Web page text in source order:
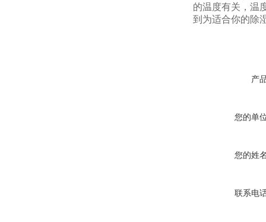
的温度有关，温
到为适合你的除
产
您的单
您的姓
联系电